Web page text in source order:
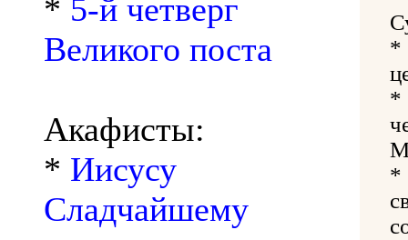
* 5-й четверг
Великого поста
Акафисты:
* Иисусу
Сладчайшему
*
*
*